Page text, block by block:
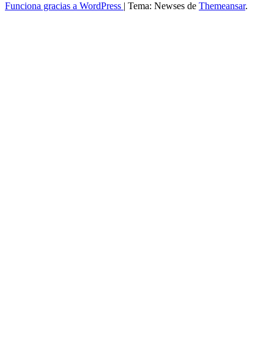
Funciona gracias a WordPress Tema: Newses de Themeansar.